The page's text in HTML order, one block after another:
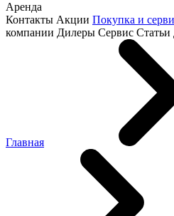
Аренда
Контакты Акции Покупка и
компании Дилеры Сервис Статьи
Главная